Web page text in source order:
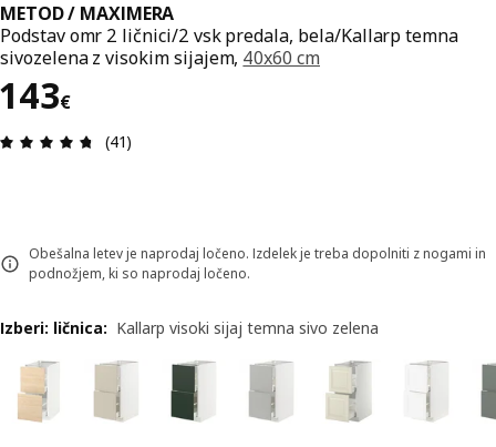
METOD / MAXIMERA
Podstav omr 2 ličnici/2 vsk predala, bela/Kallarp temna
sivozelena z visokim sijajem, 40x60 cm
143€
Cena 143€
Ocena in komentar: 4.7 od skupno 5 zvezdic.
(41)
Obešalna letev je naprodaj ločeno. Izdelek je treba dopolniti z nogami in
podnožjem, ki so naprodaj ločeno.
Izberi: ličnica: Kallarp visoki sijaj temna sivo zelena